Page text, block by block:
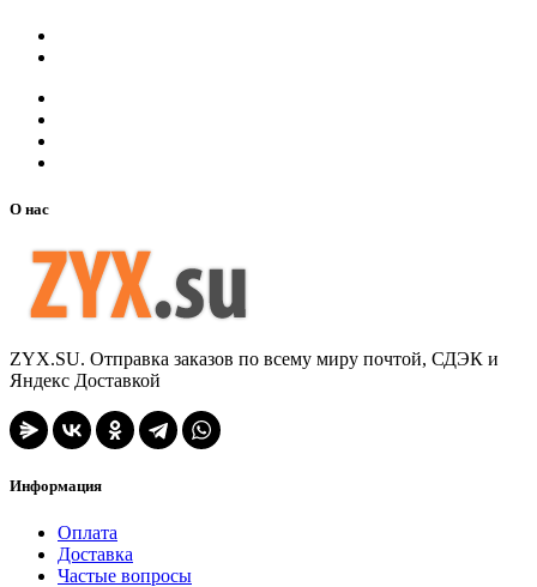
О нас
ZYX.SU. Отправка заказов по всему миру почтой, СДЭК и
Яндекс Доставкой
Информация
Оплата
Доставка
Частые вопросы